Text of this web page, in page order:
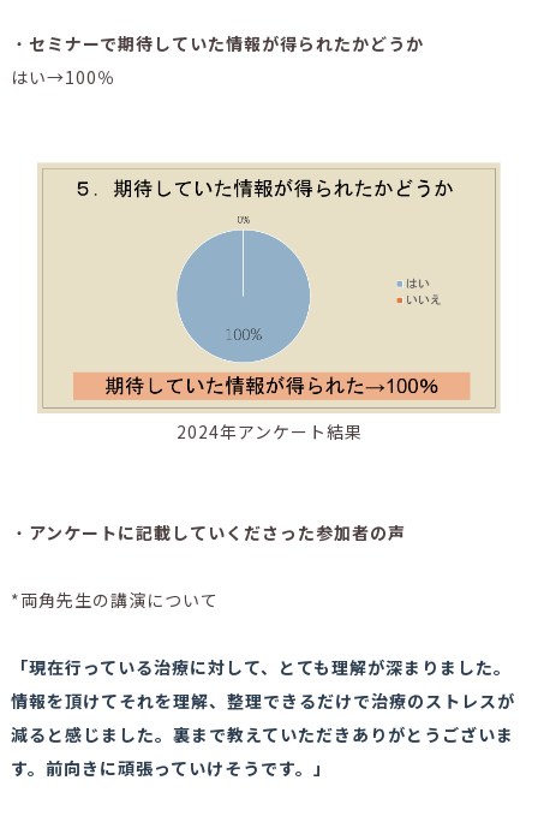
・ セミナーで期待していた情報が得られたかどうか
はい→100％
2024年アンケート結果
・ アンケートに記載していくださった参加者の声
*両角先生の講演について
「現在行っている治療に対して、とても理解が深まりました。
情報を頂けてそれを理解、整理できるだけで治療のストレスが
減ると感じました。裏まで教えていただきありがとうございま
す。前向きに頑張っていけそうです。」